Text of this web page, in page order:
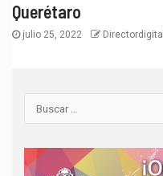
Querétaro
julio 25, 2022 Directordigital